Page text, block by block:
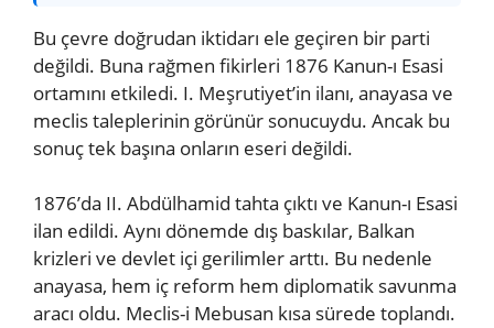
Bu çevre doğrudan iktidarı ele geçiren bir parti
değildi. Buna rağmen fikirleri 1876 Kanun-ı Esasi
ortamını etkiledi. I. Meşrutiyet’in ilanı, anayasa ve
meclis taleplerinin görünür sonucuydu. Ancak bu
sonuç tek başına onların eseri değildi.
1876’da II. Abdülhamid tahta çıktı ve Kanun-ı Esasi
ilan edildi. Aynı dönemde dış baskılar, Balkan
krizleri ve devlet içi gerilimler arttı. Bu nedenle
anayasa, hem iç reform hem diplomatik savunma
aracı oldu. Meclis-i Mebusan kısa sürede toplandı.